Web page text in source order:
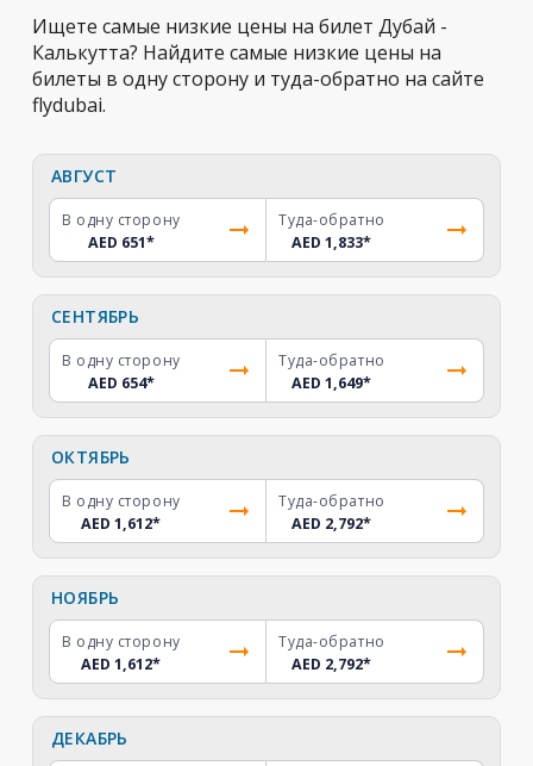
Ищете самые низкие цены на билет Дубай -
Калькутта? Найдите самые низкие цены на
билеты в одну сторону и туда-обратно на сайте
flydubai.
АВГУСТ
В одну сторону
AED 651*
Туда-обратно
AED 1,833*
СЕНТЯБРЬ
В одну сторону
AED 654*
Туда-обратно
AED 1,649*
ОКТЯБРЬ
В одну сторону
AED 1,612*
Туда-обратно
AED 2,792*
НОЯБРЬ
В одну сторону
AED 1,612*
Туда-обратно
AED 2,792*
ДЕКАБРЬ